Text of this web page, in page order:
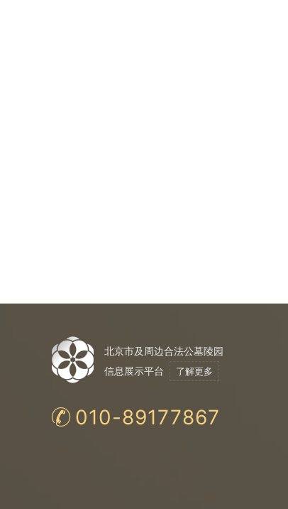
北京市及周边合法公墓陵园
信息展示平台
了解更多
010-89177867